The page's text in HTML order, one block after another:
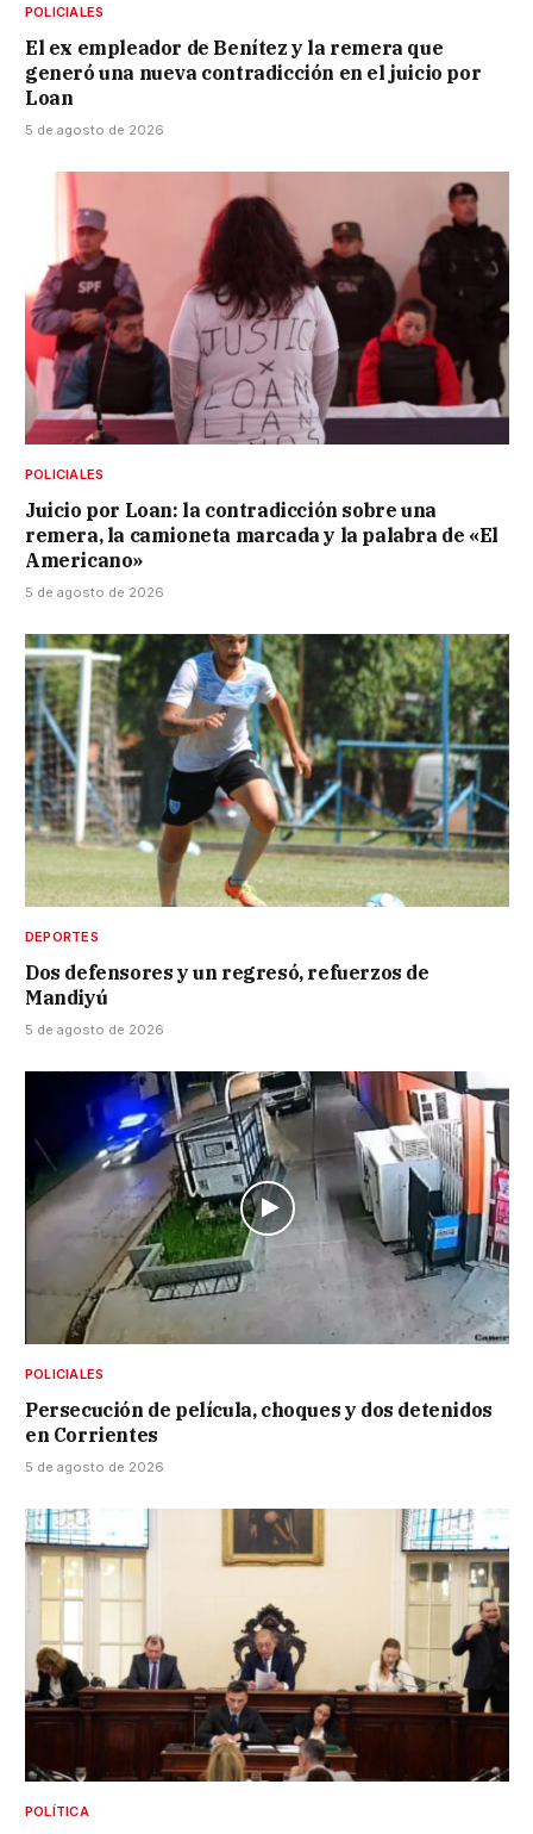
POLICIALES
El ex empleador de Benítez y la remera que
generó una nueva contradicción en el juicio por
Loan
5 de agosto de 2026
POLICIALES
Juicio por Loan: la contradicción sobre una
remera, la camioneta marcada y la palabra de «El
Americano»
5 de agosto de 2026
DEPORTES
Dos defensores y un regresó, refuerzos de
Mandiyú
5 de agosto de 2026
POLICIALES
Persecución de película, choques y dos detenidos
en Corrientes
5 de agosto de 2026
POLÍTICA